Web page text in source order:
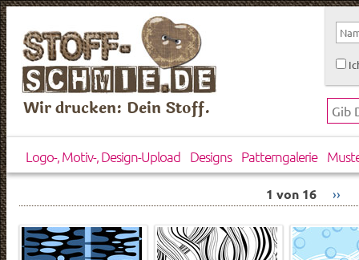
Wir drucken: Dein Stoff.
Logo-, Motiv-, Design-Upload Designs Patterngalerie
1 von 16 ››